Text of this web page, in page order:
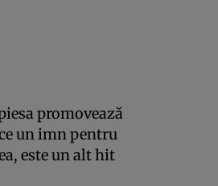
promovează
un imn pentru
este un alt hit